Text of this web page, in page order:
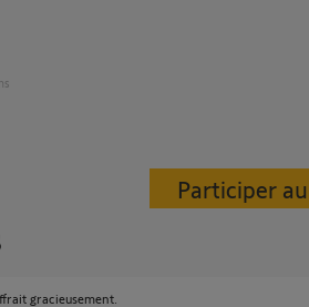
Participer
gracieusement.